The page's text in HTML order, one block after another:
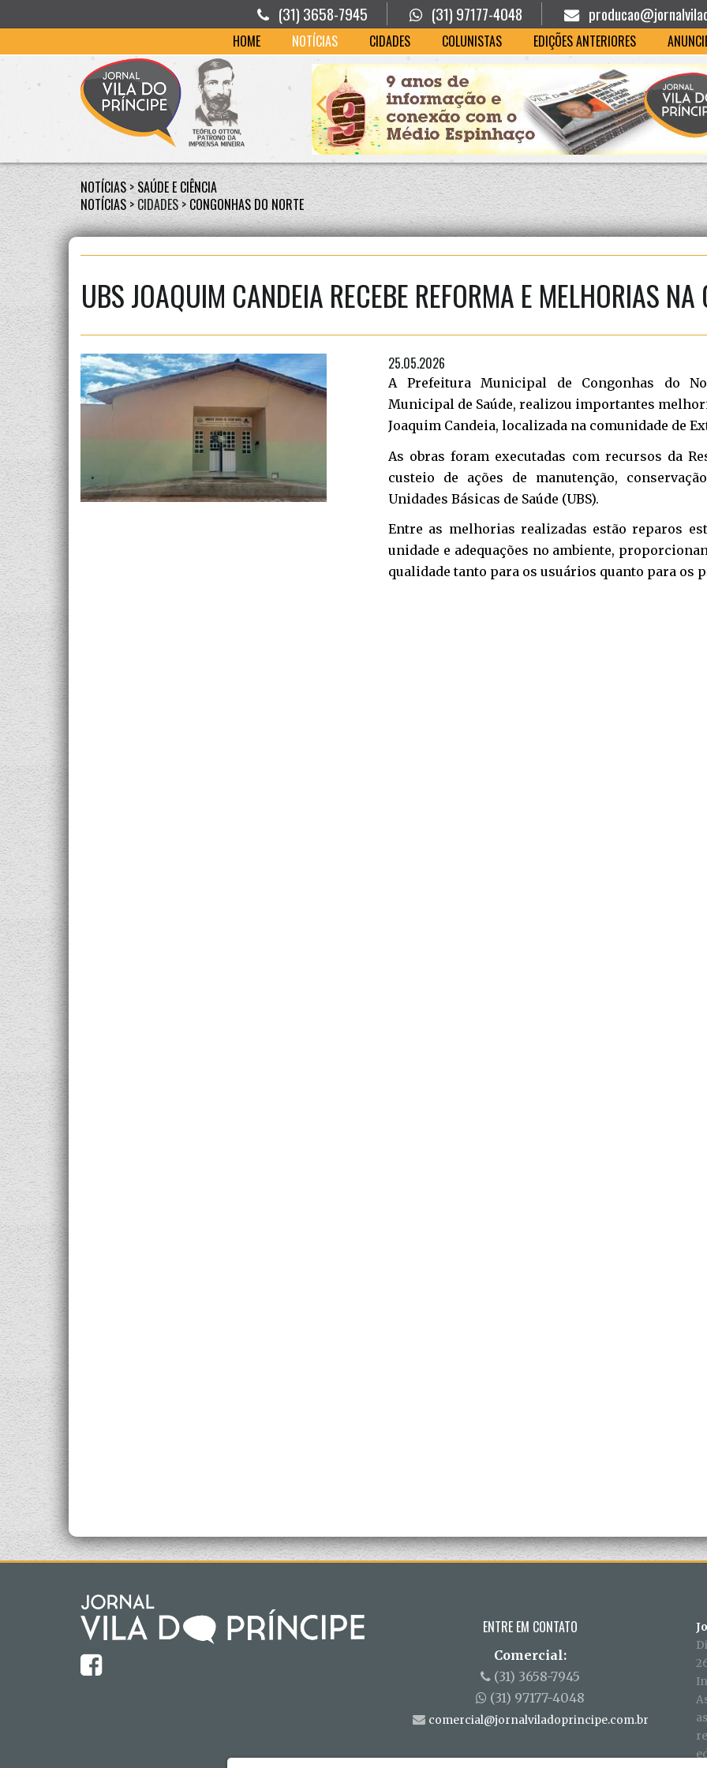
(31) 3658-7945 (31) 97177-4048
HOME NOTÍCIAS CIDADES COLUNISTAS EDIÇÕES ANTERIORES
NOTÍCIAS>SAÚDE E CIÊNCIA
NOTÍCIAS> CIDADES >CONGONHAS DO NORTE
UBS JOAQUIM CANDEIA RECEBE REFORMA E MELHORIAS
25.05.2026
A Prefeitura Municipal de Congonhas do
Municipal de Saúde, realizou importantes
Joaquim Candeia, localizada na comunidade de
As obras foram executadas com recursos da
custeio de ações de manutenção,
Unidades Básicas de Saúde (UBS).
Entre as melhorias realizadas estão reparos
unidade e adequações no ambiente,
qualidade tanto para os usuários quanto para os
ENTRE EM CONTATO
Comercial:
(31) 3658-7945
(31) 97177-4048
comercial@jornalviladoprincipe.com.br